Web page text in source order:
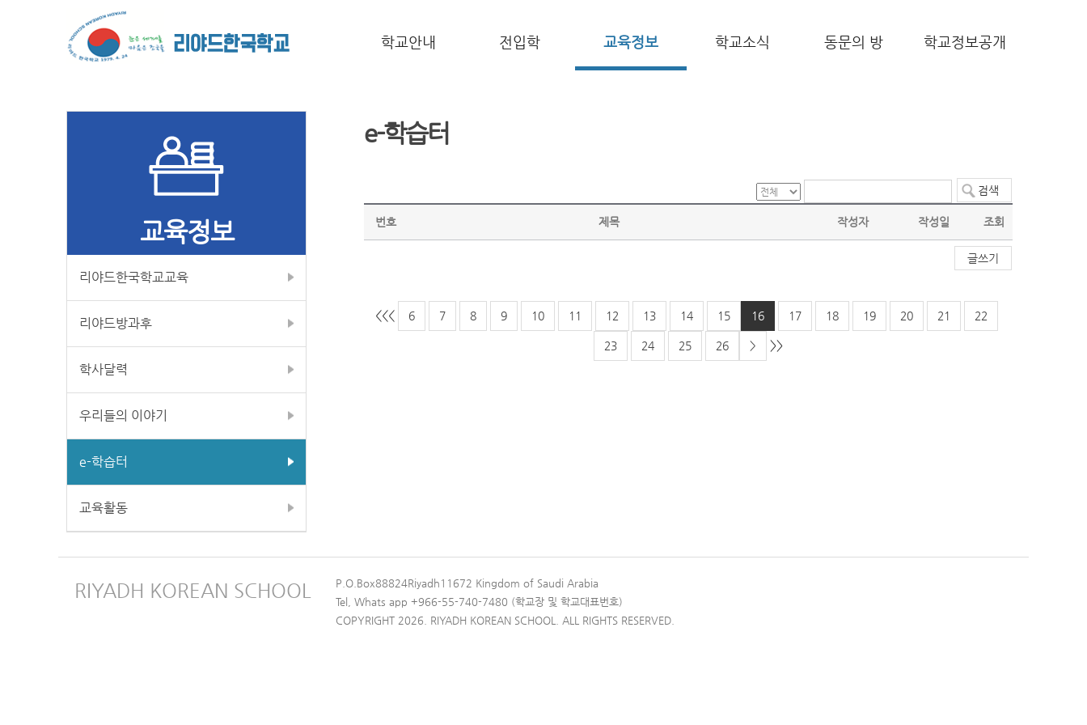
학교안내 전입학 교육정보 학교소식 동문의 방 학교정보공개
교육정보
리야드한국학교교육
리야드방과후
학사달력
우리들의 이야기
e-학습터
교육활동
e-학습터
번호 제목 작성자 작성일 조회
글쓰기
<<< 6 7 8 9 10 11 12 13 14 15 16 17 18 19 20 21 22
23 24 25 26 > >>
RIYADH KOREAN SCHOOL
P.O.Box88824Riyadh11672 Kingdom of Saudi Arabia
Tel, Whats app +966-55-740-7480 (학교장 및 학교대표번호)
COPYRIGHT 2026. RIYADH KOREAN SCHOOL. ALL RIGHTS RESERVED.